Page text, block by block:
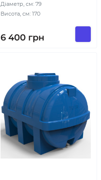
Діаметр, см: 79
Висота, см: 170
6 400 грн